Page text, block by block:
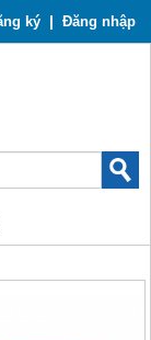
ký| Đăng nhập